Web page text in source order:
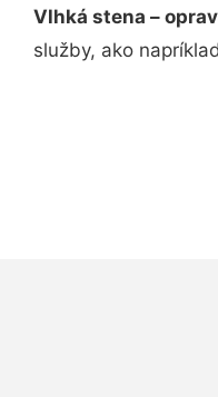
Vlhká stena –
služby, ako napríklad